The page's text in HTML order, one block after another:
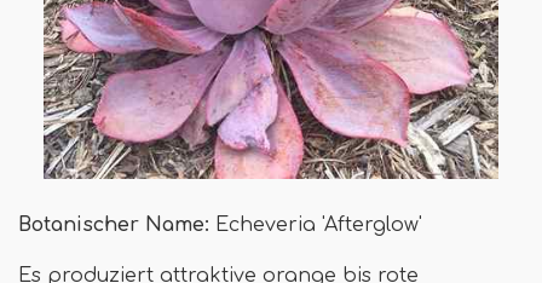
Botanischer Name: Echeveria 'Afterglow'
Es produziert attraktive orange bis rote